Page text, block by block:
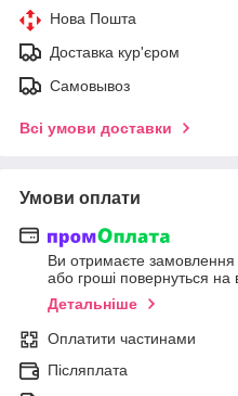
Нова Пошта
Доставка кур'єром
Самовывоз
Всі умови доставки
Умови оплати
Ви отримаєте замовлення
або гроші повернуться на
Детальніше
Оплатити частинами
Післяплата